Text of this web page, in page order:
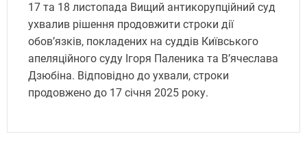
17 та 18 листопада Вищий антикорупційний суд
ухвалив рішення продовжити строки дії
обов’язків, покладених на суддів Київського
апеляційного суду Ігоря Паленика та В’ячеслава
Дзюбіна. Відповідно до ухвали, строки
продовжено до 17 січня 2025 року.